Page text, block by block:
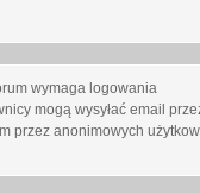
wymaga logowania
mogą wysyłać email
przez anonimowych